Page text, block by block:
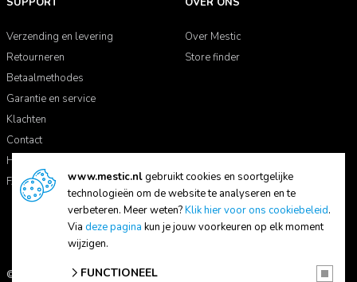
Verzending en levering
Retourneren
Betaalmethodes
Garantie en service
Klachten
Contact
Handleidingen
FAQ
Over Mestic
Store finder
© 2026 Mestic
www.mestic.nlgebruikt cookies en soortgelijke
technologieën om de website te analyseren en te
verbeteren. Meer weten?Klik hier voor ons cookiebeleid.
Via deze pagina kun je jouw voorkeuren op elk moment
wijzigen.
FUNCTIONEEL